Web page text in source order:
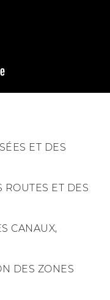
ET DES
ET DES
CANAUX,
DES ZONES